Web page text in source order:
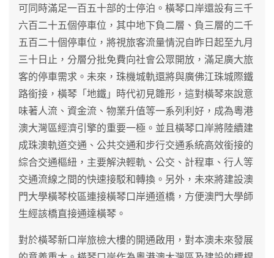
可同時滿足一百五十部的士停泊。橫琴口岸還設有三千
六百二十五個停車位，其中地下負二層、負三層的二千
五百二十個停車位，將視旅客流量情況自昨日起至九月
三十日止，分層分批免費向社會公眾開放，滿足廣大旅
客的停車需求。未來，珠機城軌還將與廣佛江珠城際鐵
路銜接，橫琴「地鐵」時代初見雛形，這對橫琴來說意
味著人流、資金流、物業升值等一系列利好，成為粵港
澳大灣區經濟引擎的重要一極。並且橫琴口岸將陸續建
成珠澳軌道交通、公共交通和步行交通系統高效銜接的
綜合交通樞紐，主要解決輕軌、公交、計程車、行人等
交通流線之間的快速接駁和轉換。另外，未來將建設澳
門大學橫琴校區連接橫琴口岸通道橋，方便澳門大學師
生經該橋直接通達橫琴。
對於橫琴新口岸旅檢大樓的開通啟用，對本澳未來發展